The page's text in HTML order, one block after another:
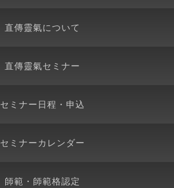
直傳靈氣について
直傳靈氣セミナー
セミナー日程・申込
セミナーカレンダー
師範・師範格認定